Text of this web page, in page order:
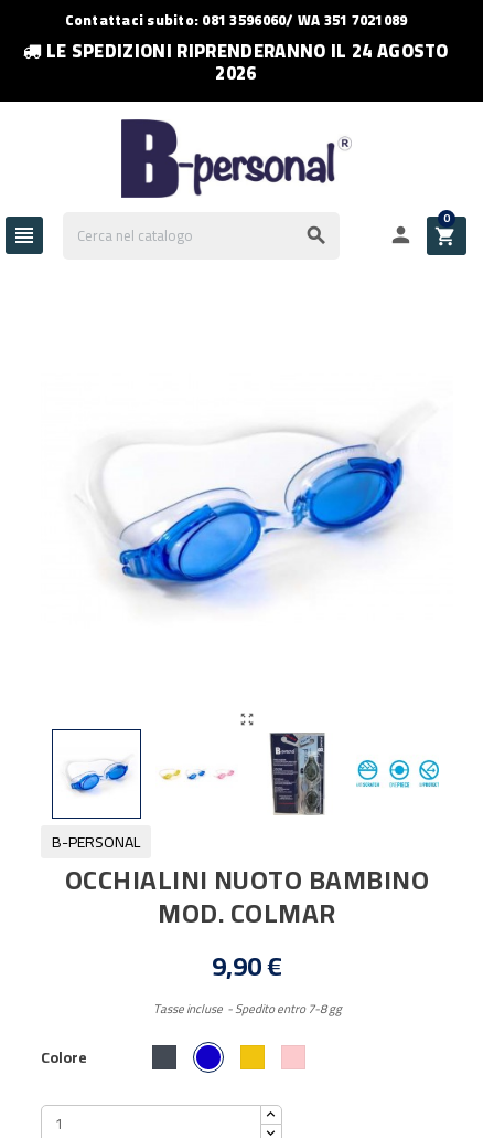
Contattaci subito: 081 3596060/ WA 351 7021089
LE SPEDIZIONI RIPRENDERANNO IL 24 AGOSTO
2026
   
0

B-PERSONAL
OCCHIALINI NUOTO BAMBINO
MOD. COLMAR
9,90 €
Tasse incluse Spedito entro 7-8 gg
Colore ROYAL BLUE